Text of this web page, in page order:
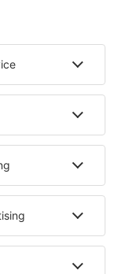
Hotely v Mexiku
- San Pancho
Hotely v Borečnic